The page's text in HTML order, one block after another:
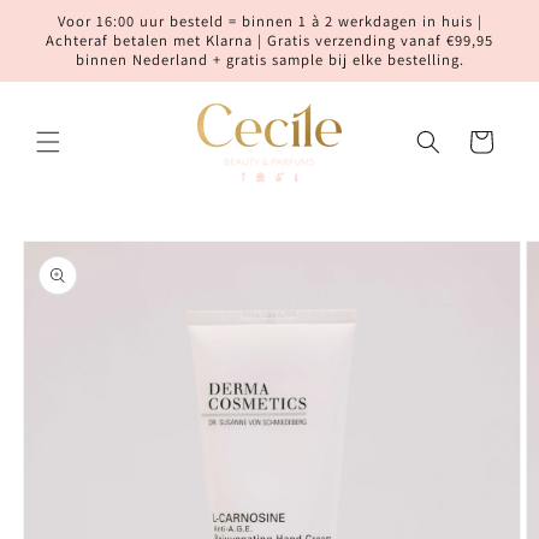
naar de
content
Voor 16:00 uur besteld = binnen 1 à 2 werkdagen in huis |
Achteraf betalen met Klarna | Gratis verzending vanaf €99,95
binnen Nederland + gratis sample bij elke bestelling.
Winkelwagen